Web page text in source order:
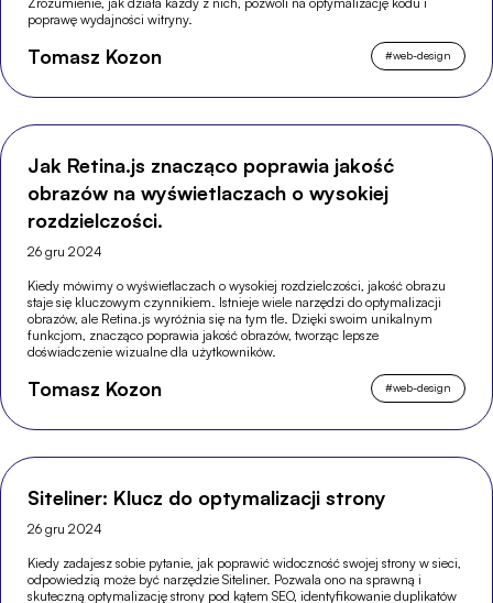
poprawę wydajności witryny.
Tomasz Kozon #web-design
Jak Retina.js znacząco poprawia jakość
obrazów na wyświetlaczach o wysokiej
rozdzielczości.
26 gru 2024
Kiedy mówimy o wyświetlaczach o wysokiej rozdzielczości, jakość obrazu
staje się kluczowym czynnikiem. Istnieje wiele narzędzi do optymalizacji
obrazów, ale Retina.js wyróżnia się na tym tle. Dzięki swoim unikalnym
funkcjom, znacząco poprawia jakość obrazów, tworząc lepsze
doświadczenie wizualne dla użytkowników.
Tomasz Kozon #web-design
Siteliner: Klucz do optymalizacji strony
26 gru 2024
Kiedy zadajesz sobie pytanie, jak poprawić widoczność swojej strony w sieci,
odpowiedzią może być narzędzie Siteliner. Pozwala ono na sprawną i
skuteczną optymalizację strony pod kątem SEO, identyfikowanie duplikatów